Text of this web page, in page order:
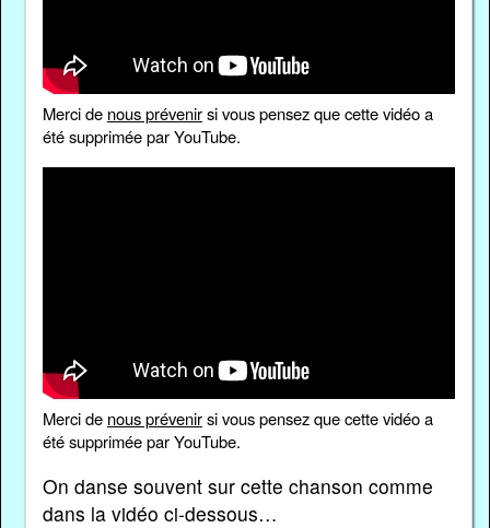
Merci de nous prévenirsi vous pensez que cette vidéo a
été supprimée par YouTube.
Merci de nous prévenirsi vous pensez que cette vidéo a
été supprimée par YouTube.
On danse souvent sur cette chanson comme
dans la vidéo ci-dessous…